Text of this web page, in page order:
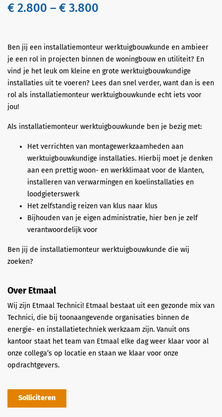
€ 2.800 – € 3.800
Ben jij een installatiemonteur werktuigbouwkunde en ambieer
je een rol in projecten binnen de woningbouw en utiliteit? En
vind je het leuk om kleine en grote werktuigbouwkundige
installaties uit te voeren? Lees dan snel verder, want dan is een
rol als installatiemonteur werktuigbouwkunde echt iets voor
jou!
Als installatiemonteur werktuigbouwkunde ben je bezig met:
Het verrichten van montagewerkzaamheden aan
werktuigbouwkundige installaties. Hierbij moet je denken
aan een prettig woon- en werkklimaat voor de klanten,
installeren van verwarmingen en koelinstallaties en
loodgieterswerk
Het zelfstandig reizen van klus naar klus
Bijhouden van je eigen administratie, hier ben je zelf
verantwoordelijk voor
Ben jij de installatiemonteur werktuigbouwkunde die wij
zoeken?
Over Etmaal
Wij zijn Etmaal Technici! Etmaal bestaat uit een gezonde mix van
Technici, die bij toonaangevende organisaties binnen de
energie- en installatietechniek werkzaam zijn. Vanuit ons
kantoor staat het team van Etmaal elke dag weer klaar voor al
onze collega’s op locatie en staan we klaar voor onze
opdrachtgevers.
Solliciteren